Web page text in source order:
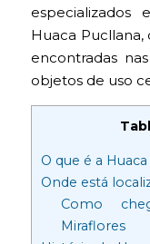
Huaca Pucllana,
encontradas
objetos de uso
O que é a
Onde está
Como
Miraflores